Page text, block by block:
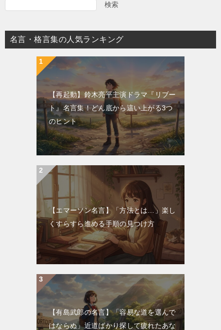
検索
名言・格言集の人気ランキング
【再起動】鈴木亮平主演ドラマ『リブー
ト』名言集！どん底から這い上がる3つ
のヒント
【エマーソン名言】「方法とは…」楽し
くすらすら進める手順の見つけ方
【有島武郎の名言】「容易な道を選んで
はならぬ」近道ばかり探して疲れたあな